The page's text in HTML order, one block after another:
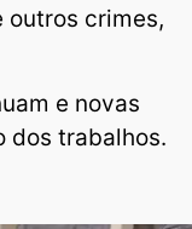
outros crimes,
e novas
dos trabalhos.